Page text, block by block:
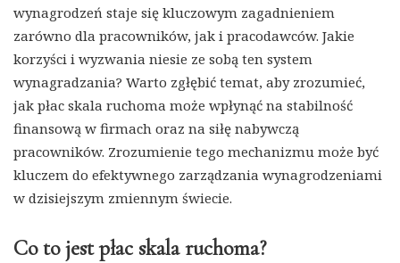
wynagrodzeń staje się kluczowym zagadnieniem
zarówno dla pracowników, jak i pracodawców. Jakie
korzyści i wyzwania niesie ze sobą ten system
wynagradzania? Warto zgłębić temat, aby zrozumieć,
jak płac skala ruchoma może wpłynąć na stabilność
finansową w firmach oraz na siłę nabywczą
pracowników. Zrozumienie tego mechanizmu może być
kluczem do efektywnego zarządzania wynagrodzeniami
w dzisiejszym zmiennym świecie.
Co to jest płac skala ruchoma?